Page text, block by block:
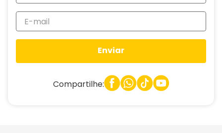
Enviar
Compartilhe: